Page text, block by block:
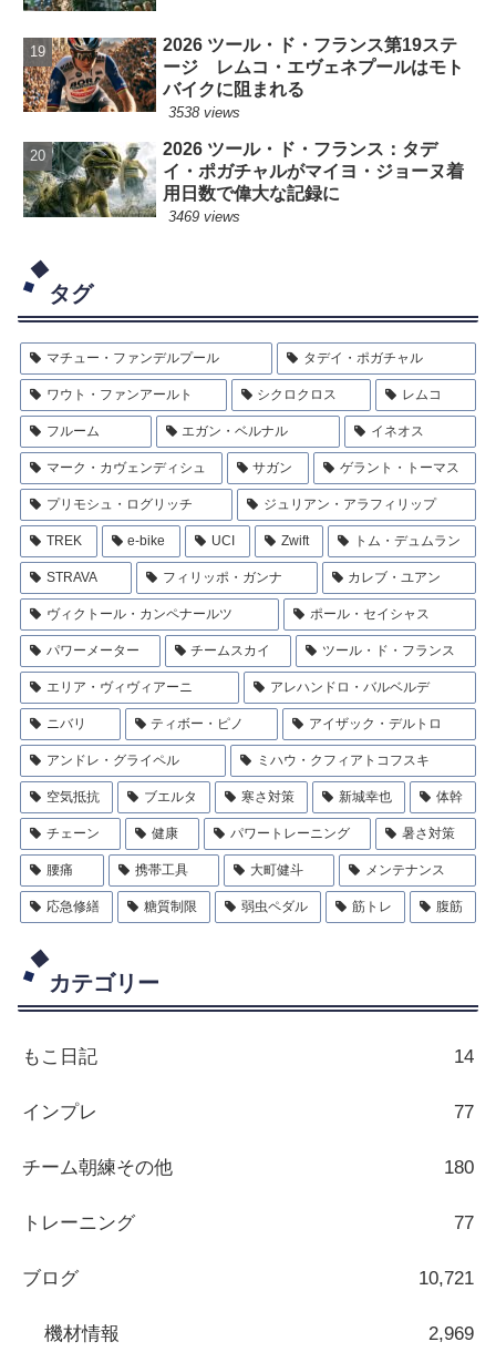
2026 ツール・ド・フランス第19ステ
ージ レムコ・エヴェネプールはモト
バイクに阻まれる
3538 views
2026 ツール・ド・フランス：タデ
イ・ポガチャルがマイヨ・ジョーヌ着
用日数で偉大な記録に
3469 views
タグ
マチュー・ファンデルプール タデイ・ポガチャル
ワウト・ファンアールト シクロクロス レムコ
フルーム エガン・ベルナル イネオス
マーク・カヴェンディシュ サガン ゲラント・トーマス
プリモシュ・ログリッチ ジュリアン・アラフィリップ
TREK e-bike UCI Zwift トム・デュムラン
STRAVA フィリッポ・ガンナ カレブ・ユアン
ヴィクトール・カンペナールツ ポール・セイシャス
パワーメーター チームスカイ ツール・ド・フランス
エリア・ヴィヴィアーニ アレハンドロ・バルベルデ
ニバリ ティボー・ピノ アイザック・デルトロ
アンドレ・グライペル ミハウ・クフィアトコフスキ
空気抵抗 ブエルタ 寒さ対策 新城幸也 体幹
チェーン 健康 パワートレーニング 暑さ対策
腰痛 携帯工具 大町健斗 メンテナンス
応急修繕 糖質制限 弱虫ペダル 筋トレ 腹筋
カテゴリー
もこ日記 14
インプレ 77
チーム朝練その他 180
トレーニング 77
ブログ 10,721
機材情報 2,969